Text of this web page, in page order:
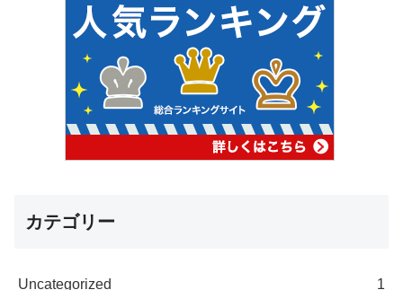
カテゴリー
Uncategorized 1